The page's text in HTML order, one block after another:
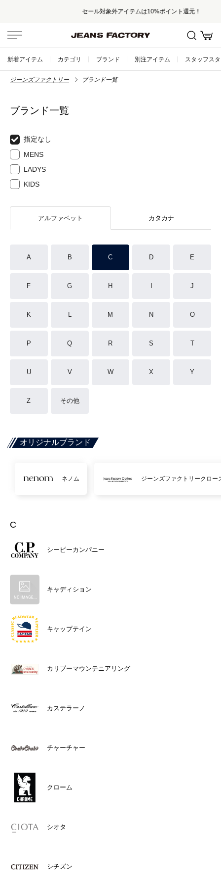
セール対象外アイテムは10%ポイント還元！
新着アイテム カテゴリ ブランド 別注アイテム スタッフス
ジーンズファクトリー ブランド一覧
ブランド一覧
指定なし
MENS
LADYS
KIDS
アルファベット カタカナ
A B C D E
F G H J
K L M N O
P Q R S T
U V W X Y
Z その他
オリジナルブランド
ネノム ジーンズファクトリークロー
C
シーピーカンパニー
キャディション
キャップテイン
カリブーマウンテニアリング
カステラーノ
チャーチャー
クローム
シオタ
シチズン